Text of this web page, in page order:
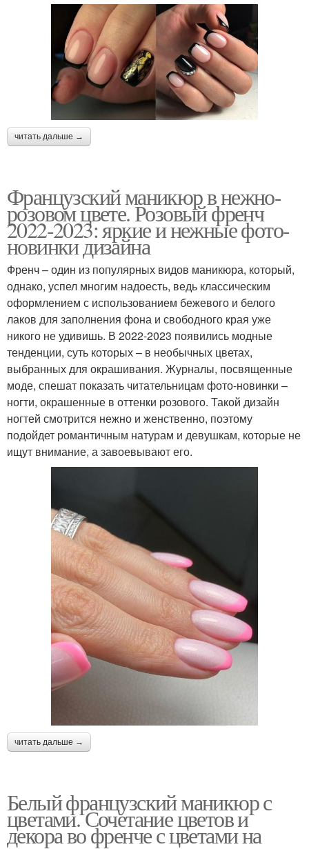
читать дальше →
Французский маникюр в нежно-
розовом цвете. Розовый френч
2022-2023: яркие и нежные фото-
новинки дизайна
Френч – один из популярных видов маникюра, который,
однако, успел многим надоесть, ведь классическим
оформлением с использованием бежевого и белого
лаков для заполнения фона и свободного края уже
никого не удивишь. В 2022-2023 появились модные
тенденции, суть которых – в необычных цветах,
выбранных для окрашивания. Журналы, посвященные
моде, спешат показать читательницам фото-новинки –
ногти, окрашенные в оттенки розового. Такой дизайн
ногтей смотрится нежно и женственно, поэтому
подойдет романтичным натурам и девушкам, которые не
ищут внимание, а завоевывают его.
читать дальше →
Белый французский маникюр с
цветами. Сочетание цветов и
декора во френче с цветами на